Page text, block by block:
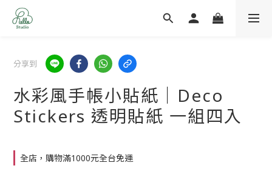
分享到
水彩風手帳小貼紙｜Deco
Stickers 透明貼紙 一組四入
全店，購物滿1000元全台免運